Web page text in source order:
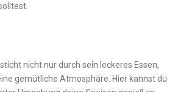
nicht nur durch sein leckeres Essen,
gemütliche Atmosphäre. Hier kannst du